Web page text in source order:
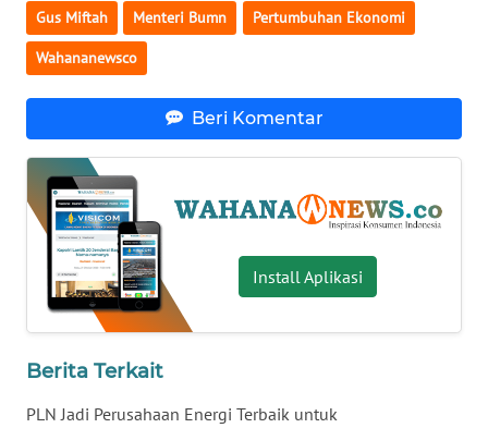
Gus Miftah Menteri Bumn Pertumbuhan Ekonomi
Wahananewsco
Beri Komentar
Install Aplikasi
Berita Terkait
PLN Jadi Perusahaan Energi Terbaik untuk
SULBAR
WN
SUMBAR
WN
SUMSEL
WN
BENGKULU
LAMPUNG